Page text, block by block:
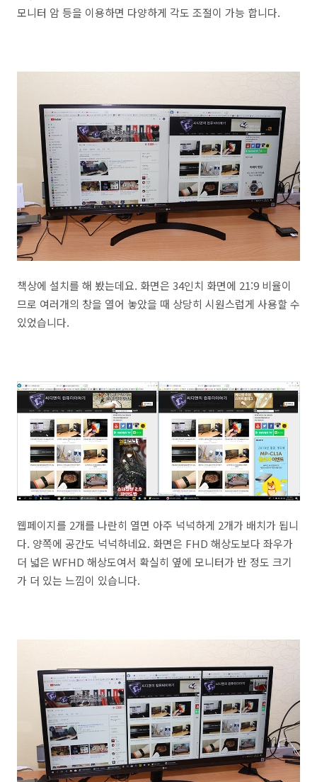
모니터 암 등을 이용하면 다양하게 각도 조절이 가능 합니다.
책상에 설치를 해 봤는데요. 화면은 34인치 화면에 21:9 비율이
므로 여러개의 창을 열어 놓았을 때 상당히 시원스럽게 사용할 수
있었습니다.
웹페이지를 2개를 나란히 열면 아주 넉넉하게 2개가 배치가 됩니
다. 양쪽에 공간도 넉넉하네요. 화면은 FHD 해상도보다 좌우가
더 넓은 WFHD 해상도여서 확실히 옆에 모니터가 반 정도 크기
가 더 있는 느낌이 있습니다.